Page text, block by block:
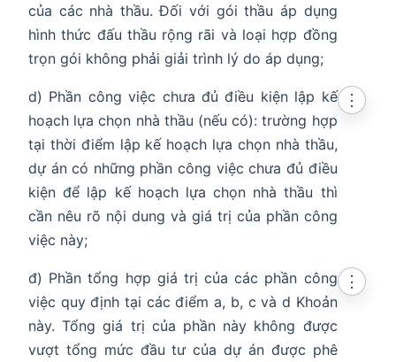
của các nhà thầu. Đối với gói thầu áp dụng
hình thức đấu thầu rộng rãi và loại hợp đồng
trọn gói không phải giải trình lý do áp dụng;
d) Phần công việc chưa đủ điều kiện lập kế
hoạch lựa chọn nhà thầu (nếu có): trường hợp
tại thời điểm lập kế hoạch lựa chọn nhà thầu,
dự án có những phần công việc chưa đủ điều
kiện để lập kế hoạch lựa chọn nhà thầu thì
cần nêu rõ nội dung và giá trị của phần công
việc này;
⋮
đ) Phần tổng hợp giá trị của các phần công
việc quy định tại các điểm a, b, c và d Khoản
này. Tổng giá trị của phần này không được
vượt tổng mức đầu tư của dự án được phê
⋮